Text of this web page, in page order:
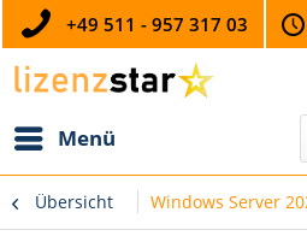
+49 511 - 957 317 03
Menü
Übersicht Windows Server